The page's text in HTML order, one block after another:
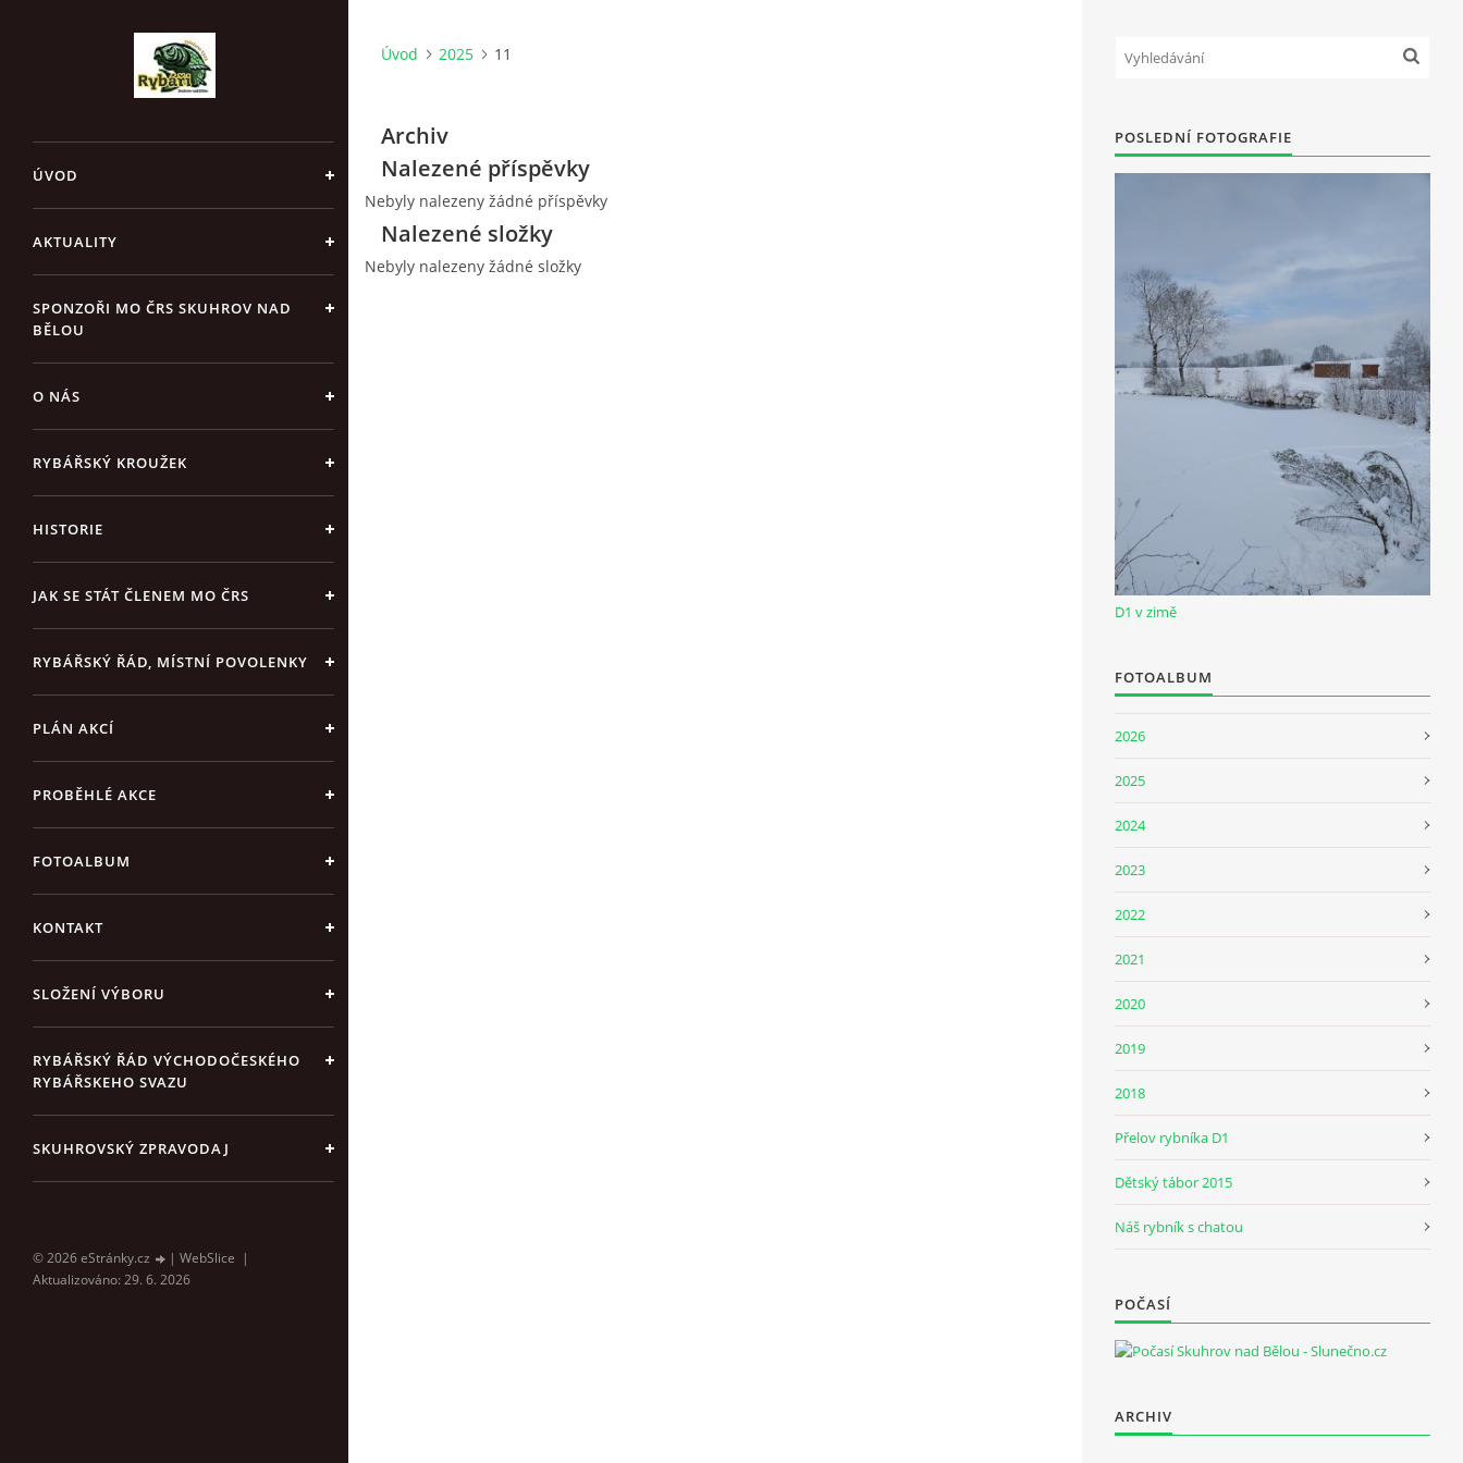
ÚVOD
AKTUALITY
SPONZOŘI MO ČRS SKUHROV NAD
BĚLOU
O NÁS
RYBÁŘSKÝ KROUŽEK
HISTORIE
JAK SE STÁT ČLENEM MO ČRS
RYBÁŘSKÝ ŘÁD, MÍSTNÍ POVOLENKY
PLÁN AKCÍ
PROBĚHLÉ AKCE
FOTOALBUM
KONTAKT
SLOŽENÍ VÝBORU
RYBÁŘSKÝ ŘÁD VÝCHODOČESKÉHO
RYBÁŘSKEHO SVAZU
SKUHROVSKÝ ZPRAVODAJ
© 2026 eStránky.cz | WebSlice |
Aktualizováno: 29. 6. 2026
Úvod 2025 11
Archiv
Nalezené příspěvky
Nebyly nalezeny žádné příspěvky
Nalezené složky
Nebyly nalezeny žádné složky
POSLEDNÍ FOTOGRAFIE
D1 v zimě
FOTOALBUM
2026
2025
2024
2023
2022
2021
2020
2019
2018
Přelov rybníka D1
Dětský tábor 2015
Náš rybník s chatou
POČASÍ
ARCHIV